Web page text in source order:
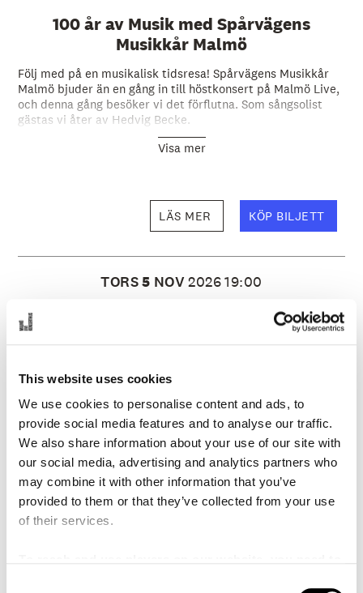
This website uses cookies
We use cookies to personalise content and ads, to
provide social media features and to analyse our traffic.
We also share information about your use of our site with
our social media, advertising and analytics partners who
may combine it with other information that you’ve
provided to them or that they’ve collected from your use
of their services.
100 år av Musik med Spårvägens
Musikkår Malmö
Följ med på en musikalisk tidsresa! Spårvägens Musikkår
Malmö bjuder än en gång in till höstkonsert på Malmö Live,
och denna gång besöker vi det förflutna. Som sångsolist
gästas vi åter av Hedvig Becke.
Visa mer
KÖP BILJETT
LÄS MER
TORS5 NOV202619:00
waterbaby
Redan fyra år efter genomslaget i Sverige har
publik med sin själfulla stämma och sin fusion av soul, pop
och folk.
Visa mer